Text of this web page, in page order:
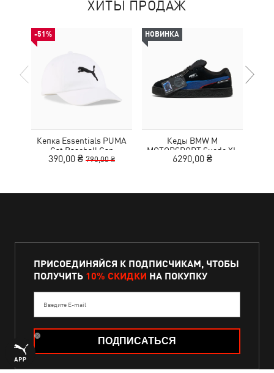
ХИТЫ ПРОДАЖ
-51%
Кепка Essentials PUMA
Cat Baseball Cap
390,00 ₴ 790,00 ₴
НОВИНКА
Кеды BMW M
MOTORSPORT Suede XL
Sneakers Unisex
6290,00 ₴
ПРИСОЕДИНЯЙСЯ К ПОДПИСЧИКАМ, ЧТОБЫ
ПОЛУЧИТЬ 10% СКИДКИ НА ПОКУПКУ
Введите E-mail
ПОДПИСАТЬСЯ